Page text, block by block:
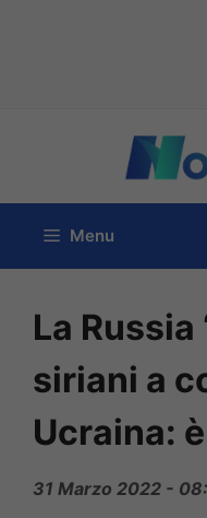
contenuto
Menu
La Russia
siriani a
Ucraina:
31 Marzo 2022 -